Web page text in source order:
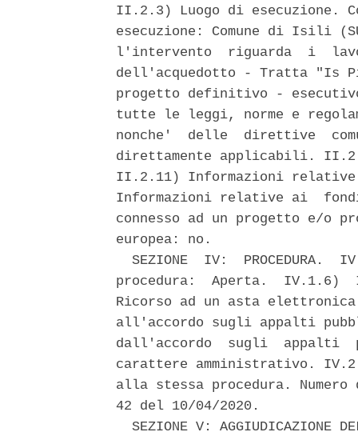
II.2.3) Luogo di esecuzione.
esecuzione: Comune di Isili
l'intervento  riguarda  i
dell'acquedotto - Tratta "Is
progetto definitivo -
tutte le leggi, norme e
nonche'  delle  direttive
direttamente applicabili.
II.2.11) Informazioni
Informazioni relative ai
connesso ad un progetto e/o
europea: no.
SEZIONE  IV:  PROCEDURA.
procedura:  Aperta.
Ricorso ad un asta
all'accordo sugli appalti
dall'accordo  sugli  appalti
carattere amministrativo.
alla stessa procedura.
42 del 10/04/2020.
SEZIONE V: AGGIUDICAZIONE